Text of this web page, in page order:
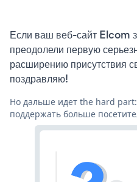
Если ваш веб-сайт Elcom
преодолели первую
расширению присутствия
поздравляю!
Но дальше идет the hard
поддержать больше